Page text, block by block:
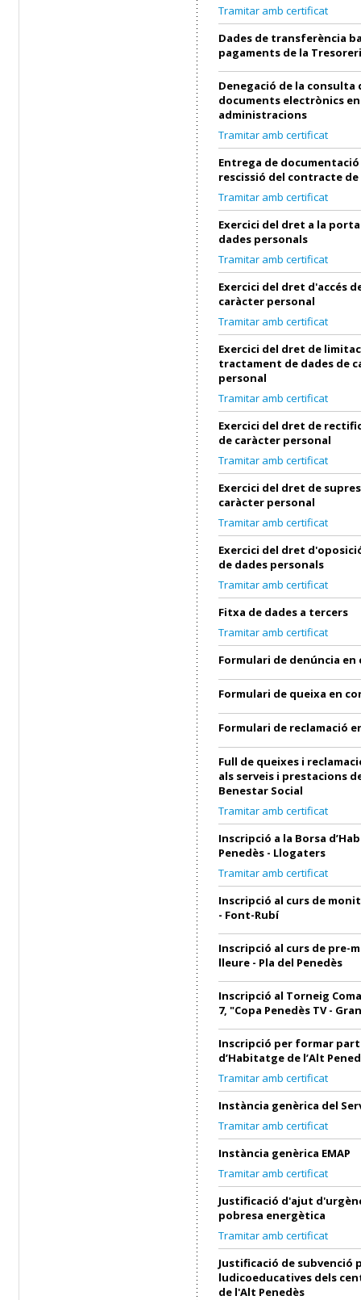
Tramitar amb certificat
Dades de transferència
pagaments de la
Denegació de la consulta
documents electrònics
administracions
Tramitar amb certificat
Entrega de documentació
rescissió del contracte
Tramitar amb certificat
Exercici del dret a la
dades personals
Tramitar amb certificat
Exercici del dret d'accés
caràcter personal
Tramitar amb certificat
Exercici del dret de
tractament de dades de
personal
Tramitar amb certificat
Exercici del dret de
de caràcter personal
Tramitar amb certificat
Exercici del dret de
caràcter personal
Tramitar amb certificat
Exercici del dret
de dades personals
Tramitar amb certificat
Fitxa de dades a tercers
Tramitar amb certificat
Formulari de denúncia en
Formulari de queixa en
Formulari de reclamació
Full de queixes i
als serveis i prestacions
Benestar Social
Tramitar amb certificat
Inscripció a la Borsa
Penedès - Llogaters
Tramitar amb certificat
Inscripció al curs de
- Font-Rubí
Inscripció al curs de pre-
lleure - Pla del Penedès
Inscripció al Torneig
7, "Copa Penedès TV -
Inscripció per formar part
d’Habitatge de l’Alt
Tramitar amb certificat
Instància genèrica del
Tramitar amb certificat
Instància genèrica EMAP
Tramitar amb certificat
Justificació d'ajut
pobresa energètica
Tramitar amb certificat
Justificació de subvenció
ludicoeducatives dels
de l'Alt Penedès